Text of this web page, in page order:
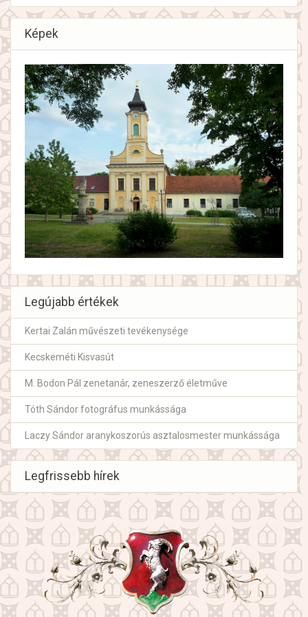
Képek
Legújabb értékek
Kertai Zalán művészeti tevékenysége
Kecskeméti Kisvasút
M. Bodon Pál zenetanár, zeneszerző életműve
Tóth Sándor fotográfus munkássága
Laczy Sándor aranykoszorús asztalosmester munkássága
Legfrissebb hírek